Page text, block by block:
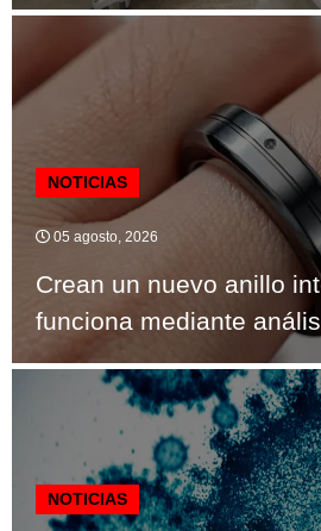
NOTICIAS
05 agosto, 2026
Crean un nuevo anillo
funciona mediante
NOTICIAS